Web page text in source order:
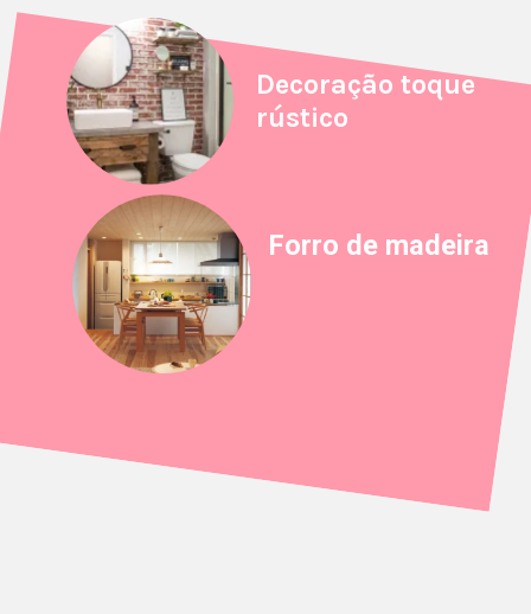
Decoração toque
rústico
Forro de madeira